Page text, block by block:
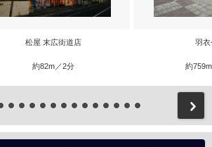
松屋 末広街道店
約82m／2分
羽衣
約